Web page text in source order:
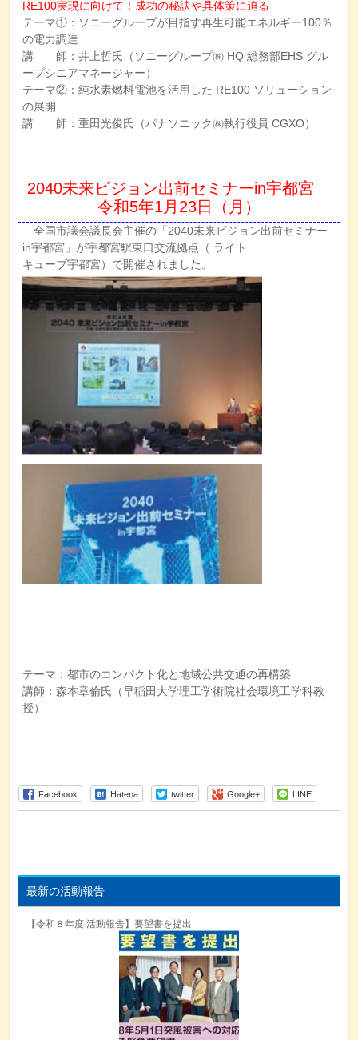
RE100実現に向けて！成功の秘訣や具体策に迫る
テーマ①：ソニーグループが目指す再生可能エネルギー100％
の電力調達
講 師：井上哲氏（ソニーグループ㈱ HQ 総務部EHS グル
ープシニアマネージャー）
テーマ②：純水素燃料電池を活用した RE100 ソリューション
の展開
講 師：重田光俊氏（パナソニック㈱執行役員 CGXO）
2040未来ビジョン出前セミナーin宇都宮
令和5年1月23日（月）
全国市議会議長会主催の「2040未来ビジョン出前セミナー
in宇都宮」が宇都宮駅東口交流拠点（ ライト
キューブ宇都宮）で開催されました。
テーマ：都市のコンパクト化と地域公共交通の再構築
講師：森本章倫氏（早稲田大学理工学術院社会環境工学科教
授）
Facebook Hatena twitter Google+ LINE
最新の活動報告
【令和８年度 活動報告】要望書を提出